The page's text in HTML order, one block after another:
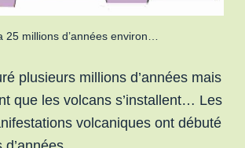
25 millions d’années environ…
plusieurs millions d’années mais
que les volcans s’installent… Les
volcaniques ont débuté